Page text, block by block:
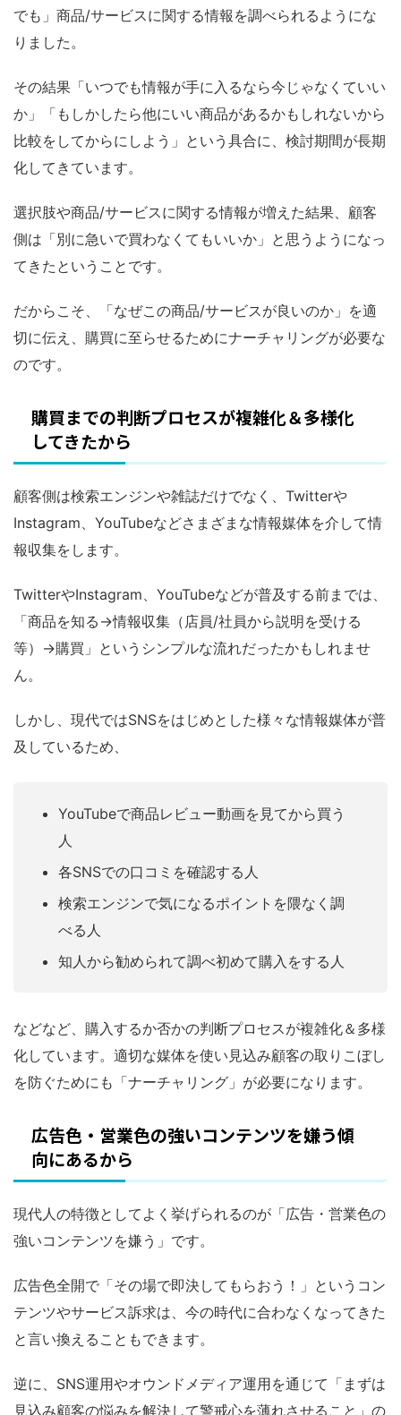
でも」商品/サービスに関する情報を調べられるようにな
りました。
その結果「いつでも情報が手に入るなら今じゃなくていい
か」「もしかしたら他にいい商品があるかもしれないから
比較をしてからにしよう」という具合に、検討期間が長期
化してきています。
選択肢や商品/サービスに関する情報が増えた結果、顧客
側は「別に急いで買わなくてもいいか」と思うようになっ
てきたということです。
だからこそ、「なぜこの商品/サービスが良いのか」を適
切に伝え、購買に至らせるためにナーチャリングが必要な
のです。
購買までの判断プロセスが複雑化＆多様化
してきたから
顧客側は検索エンジンや雑誌だけでなく、Twitterや
Instagram、YouTubeなどさまざまな情報媒体を介して情
報収集をします。
TwitterやInstagram、YouTubeなどが普及する前までは、
「商品を知る→情報収集（店員/社員から説明を受ける
等）→購買」というシンプルな流れだったかもしれませ
ん。
しかし、現代ではSNSをはじめとした様々な情報媒体が普
及しているため、
YouTubeで商品レビュー動画を見てから買う
人
各SNSでの口コミを確認する人
検索エンジンで気になるポイントを隈なく調
べる人
知人から勧められて調べ初めて購入をする人
などなど、購入するか否かの判断プロセスが複雑化＆多様
化しています。適切な媒体を使い見込み顧客の取りこぼし
を防ぐためにも「ナーチャリング」が必要になります。
広告色・営業色の強いコンテンツを嫌う傾
向にあるから
現代人の特徴としてよく挙げられるのが「広告・営業色の
強いコンテンツを嫌う」です。
広告色全開で「その場で即決してもらおう！」というコン
テンツやサービス訴求は、今の時代に合わなくなってきた
と言い換えることもできます。
逆に、SNS運用やオウンドメディア運用を通じて「まずは
見込み顧客の悩みを解決して警戒心を薄れさせること」の